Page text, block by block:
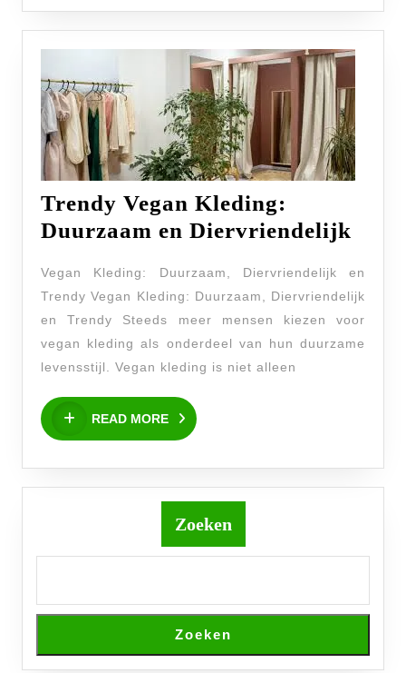
Trendy Vegan Kleding:
Duurzaam en Diervriendelijk
en
Vegan Kleding: Duurzaam, Diervriendelijk en
Trendy Vegan Kleding: Duurzaam, Diervriendelijk
en Trendy Steeds meer mensen kiezen voor
vegan kleding als onderdeel van hun duurzame
levensstijl. Vegan kleding is niet alleen
READ MORE
READ
MORE
Zoeken
Zoeken